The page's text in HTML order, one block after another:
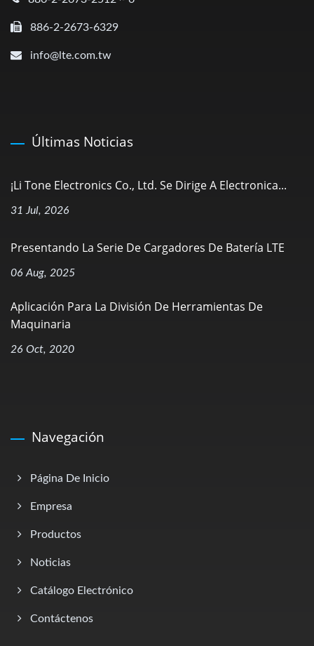
886-2-2673-6329
info@lte.com.tw
Últimas Noticias
¡Li Tone Electronics Co., Ltd. Se Dirige A Electronica...
31 Jul, 2026
Presentando La Serie De Cargadores De Batería LTE
06 Aug, 2025
Aplicación Para La División De Herramientas De
Maquinaria
26 Oct, 2020
Navegación
Página De Inicio
Empresa
Productos
Noticias
Catálogo Electrónico
Contáctenos